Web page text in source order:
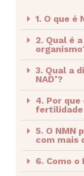
1. O que é
2. Qual é
3. Qual a
NAD⁺?
4. Por que
fertilidade
5. O NMN
com mais
6. Como o